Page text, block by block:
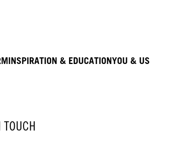
INSPIRATION & EDUCATIONYOU & US
TOUCH